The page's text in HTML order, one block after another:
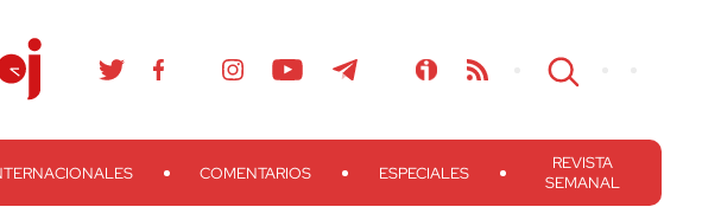
COMENTARIOS ESPECIALES
REVISTA
SEMANAL